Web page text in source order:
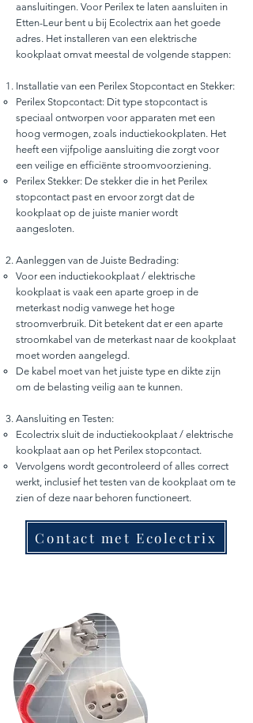
aansluitingen. Voor Perilex te laten aansluiten in
Etten-Leur bent u bij Ecolectrix aan het goede
adres. Het installeren van een elektrische
kookplaat omvat meestal de volgende stappen:
Installatie van een Perilex Stopcontact en Stekker:
Perilex Stopcontact: Dit type stopcontact is
speciaal ontworpen voor apparaten met een
hoog vermogen, zoals inductiekookplaten. Het
heeft een vijfpolige aansluiting die zorgt voor
een veilige en efficiënte stroomvoorziening.
Perilex Stekker: De stekker die in het Perilex
stopcontact past en ervoor zorgt dat de
kookplaat op de juiste manier wordt
aangesloten.
Aanleggen van de Juiste Bedrading:
Voor een inductiekookplaat / elektrische
kookplaat is vaak een aparte groep in de
meterkast nodig vanwege het hoge
stroomverbruik. Dit betekent dat er een aparte
stroomkabel van de meterkast naar de kookplaat
moet worden aangelegd.
De kabel moet van het juiste type en dikte zijn
om de belasting veilig aan te kunnen.
Aansluiting en Testen:
Ecolectrix sluit de inductiekookplaat / elektrische
kookplaat aan op het Perilex stopcontact.
Vervolgens wordt gecontroleerd of alles correct
werkt, inclusief het testen van de kookplaat om te
zien of deze naar behoren functioneert.
Contact met Ecolectrix